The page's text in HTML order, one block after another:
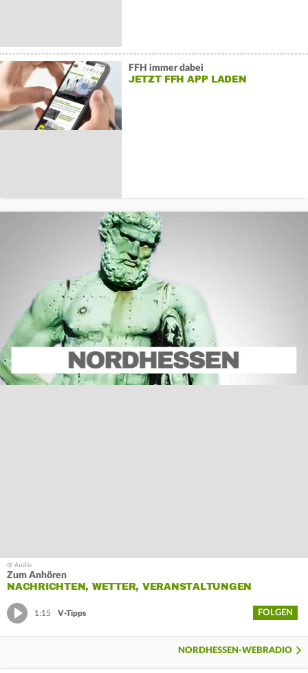
FFH immer dabei
JETZT FFH APP LADEN
Zum Anhören
NACHRICHTEN, WETTER, VERANSTALTUNGEN
1:15 V-Tipps FOLGEN
NORDHESSEN-WEBRADIO